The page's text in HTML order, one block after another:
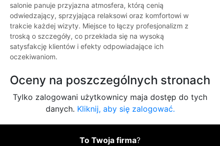
salonie panuje przyjazna atmosfera, którą cenią
odwiedzający, sprzyjająca relaksowi oraz komfortowi w
trakcie każdej wizyty. Miejsce to łączy profesjonalizm z
troską o szczegóły, co przekłada się na wysoką
satysfakcję klientów i efekty odpowiadające ich
oczekiwaniom.
Oceny na poszczególnych stronach
Tylko zalogowani użytkownicy maja dostęp do tych
danych. Kliknij, aby się zalogować.
To Twoja firma?